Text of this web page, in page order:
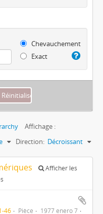
Chevauchement
Exact
Affichage :
Direction: Décroissant
Afficher les
46 Pièce 1977 enero 7